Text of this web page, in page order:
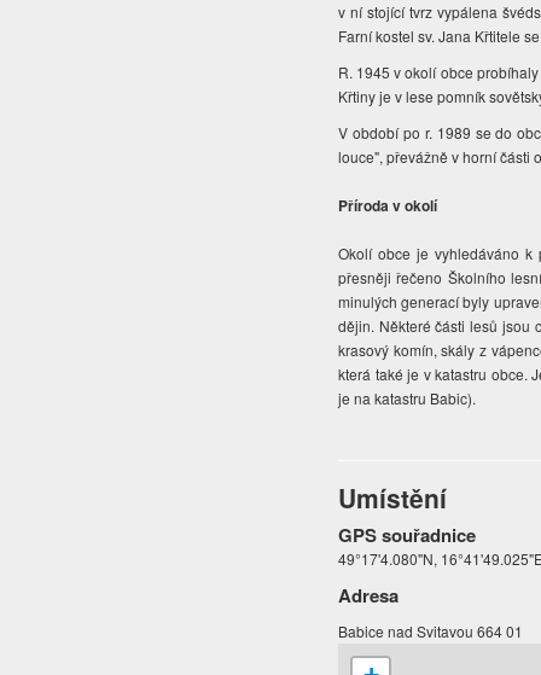
v ní stojící tvrz vypálena
Farní kostel sv. Jana Křtitele
R. 1945 v okolí obce
Křtiny je v lese pomník
V období po r. 1989 se do
louce", převážně v horní části
Příroda v okolí
Okolí obce je vyhledáváno k
přesněji řečeno Školního
minulých generací byly
dějin. Některé části lesů jsou
krasový komín, skály z
která také je v katastru obce.
je na katastru Babic).
Umístění
GPS souřadnice
49°17'4.080"N,
Adresa
Babice nad Svitavou 664 01